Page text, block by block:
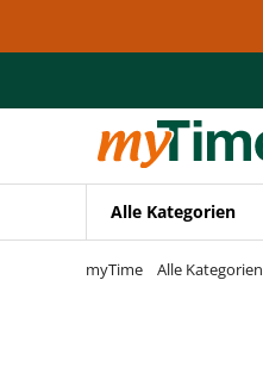
Zur Navigation springen
Alle Kategorien
myTime Alle Kategorien